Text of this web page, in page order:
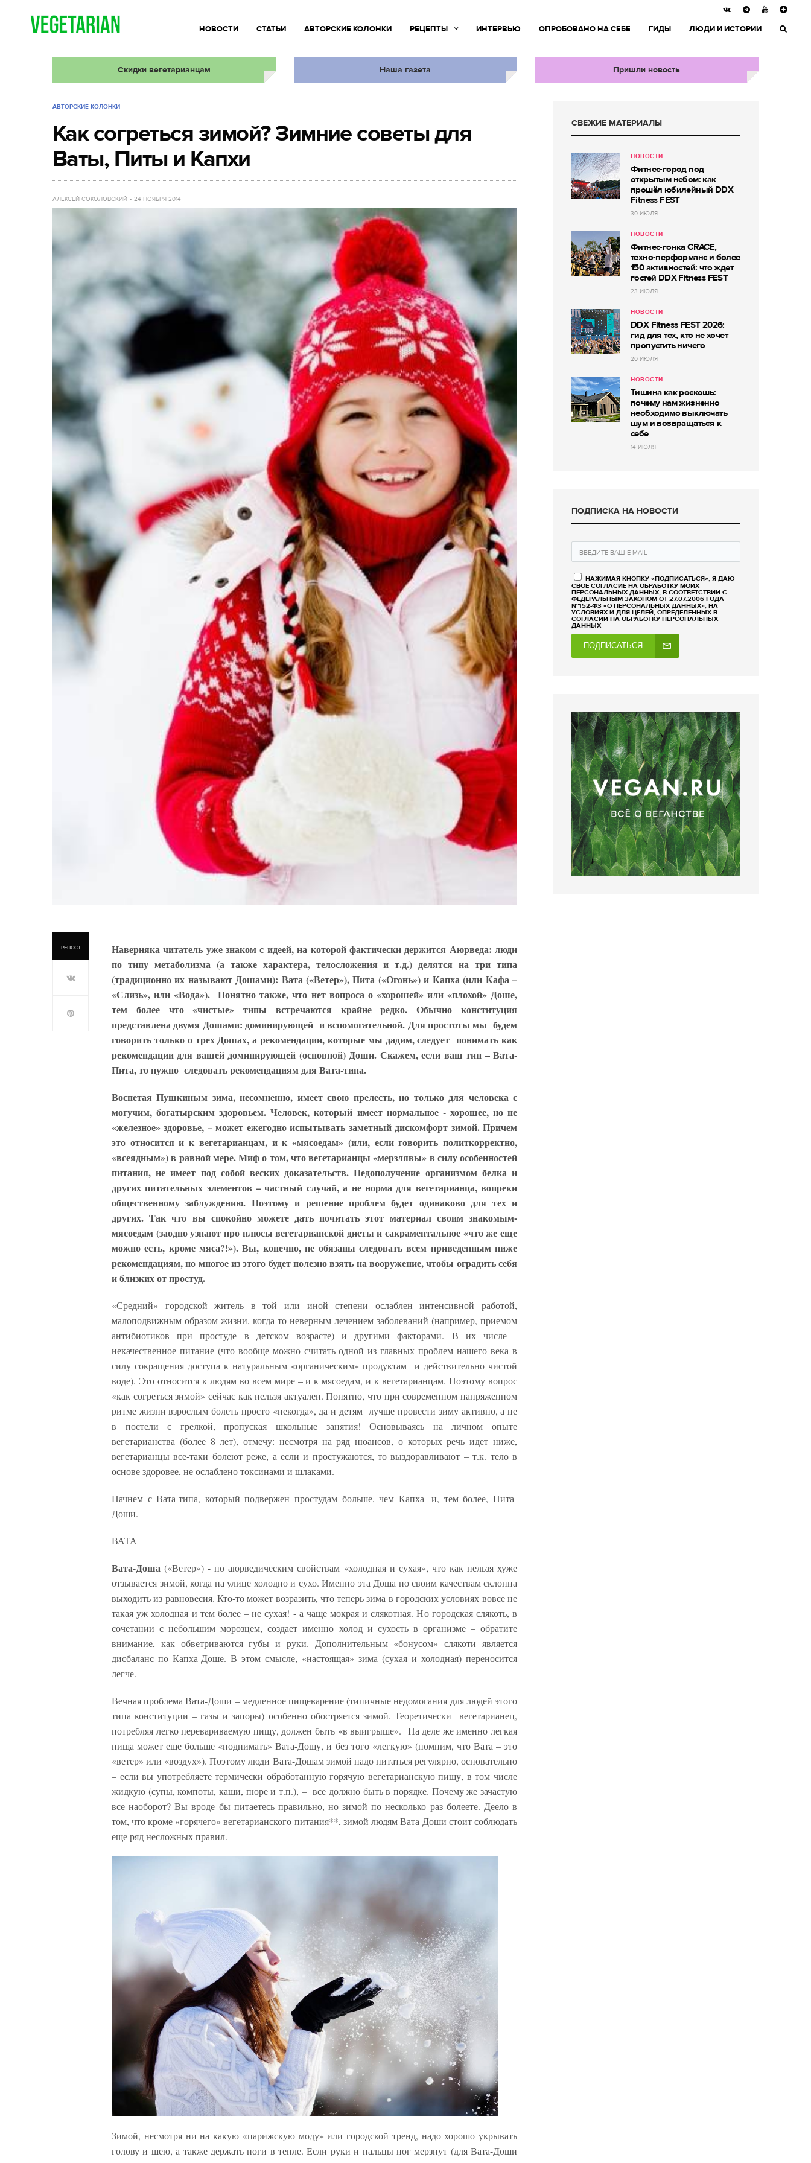
НОВОСТИ СТАТЬИ АВТОРСКИЕ КОЛОНКИ РЕЦЕПТЫ ИНТЕРВЬЮ ОПРОБОВАНО НА СЕБЕ ГИДЫ ЛЮДИ И ИСТОРИИ
Скидки вегетарианцам Наша газета Пришли новость
АВТОРСКИЕ КОЛОНКИ
Как согреться зимой? Зимние советы для
Ваты, Питы и Капхи
АЛЕКСЕЙ СОКОЛОВСКИЙ 24 НОЯБРЯ 2014
РЕПОСТ
Наверняка читатель уже знаком с идеей, на которой фактически держится Аюрведа: люди
по типу метаболизма (а также характера, телосложения и т.д.) делятся на три типа
(традиционно их называют Дошами): Вата («Ветер»), Пита («Огонь») и Капха (или Кафа –
«Слизь», или «Вода»). Понятно также, что нет вопроса о «хорошей» или «плохой» Доше,
тем более что «чистые» типы встречаются крайне редко. Обычно конституция
представлена двумя Дошами: доминирующей и вспомогательной. Для простоты мы будем
говорить только о трех Дошах, а рекомендации, которые мы дадим, следует понимать как
рекомендации для вашей доминирующей (основной) Доши. Скажем, если ваш тип – Вата-
Пита, то нужно следовать рекомендациям для Вата-типа.
Воспетая Пушкиным зима, несомненно, имеет свою прелесть, но только для человека с
могучим, богатырским здоровьем. Человек, который имеет нормальное - хорошее, но не
«железное» здоровье, – может ежегодно испытывать заметный дискомфорт зимой. Причем
это относится и к вегетарианцам, и к «мясоедам» (или, если говорить политкорректно,
«всеядным») в равной мере. Миф о том, что вегетарианцы «мерзлявы» в силу особенностей
питания, не имеет под собой веских доказательств. Недополучение организмом белка и
других питательных элементов – частный случай, а не норма для вегетарианца, вопреки
общественному заблуждению. Поэтому и решение проблем будет одинаково для тех и
других. Так что вы спокойно можете дать почитать этот материал своим знакомым-
мясоедам (заодно узнают про плюсы вегетарианской диеты и сакраментальное «что же еще
можно есть, кроме мяса?!»). Вы, конечно, не обязаны следовать всем приведенным ниже
рекомендациям, но многое из этого будет полезно взять на вооружение, чтобы оградить себя
и близких от простуд.
«Средний» городской житель в той или иной степени ослаблен интенсивной работой,
малоподвижным образом жизни, когда-то неверным лечением заболеваний (например, приемом
антибиотиков при простуде в детском возрасте) и другими факторами. В их числе -
некачественное питание (что вообще можно считать одной из главных проблем нашего века в
силу сокращения доступа к натуральным «органическим» продуктам и действительно чистой
воде). Это относится к людям во всем мире – и к мясоедам, и к вегетарианцам. Поэтому вопрос
«как согреться зимой» сейчас как нельзя актуален. Понятно, что при современном напряженном
ритме жизни взрослым болеть просто «некогда», да и детям лучше провести зиму активно, а не
в постели с грелкой, пропуская школьные занятия! Основываясь на личном опыте
вегетарианства (более 8 лет), отмечу: несмотря на ряд нюансов, о которых речь идет ниже,
вегетарианцы все-таки болеют реже, а если и простужаются, то выздоравливают – т.к. тело в
основе здоровее, не ослаблено токсинами и шлаками.
Начнем с Вата-типа, который подвержен простудам больше, чем Капха- и, тем более, Пита-
Доши.
ВАТА
Вата-Доша(«Ветер») - по аюрведическим свойствам «холодная и сухая», что как нельзя хуже
отзывается зимой, когда на улице холодно и сухо. Именно эта Доша по своим качествам склонна
выходить из равновесия. Кто-то может возразить, что теперь зима в городских условиях вовсе не
такая уж холодная и тем более – не сухая! - а чаще мокрая и слякотная. Но городская слякоть, в
сочетании с небольшим морозцем, создает именно холод и сухость в организме – обратите
внимание, как обветриваются губы и руки. Дополнительным «бонусом» слякоти является
дисбаланс по Капха-Доше. В этом смысле, «настоящая» зима (сухая и холодная) переносится
легче.
Вечная проблема Вата-Доши – медленное пищеварение (типичные недомогания для людей этого
типа конституции – газы и запоры) особенно обостряется зимой. Теоретически вегетарианец,
потребляя легко перевариваемую пищу, должен быть «в выигрыше». На деле же именно легкая
пища может еще больше «поднимать» Вата-Дошу, и без того «легкую» (помним, что Вата – это
«ветер» или «воздух»). Поэтому люди Вата-Дошам зимой надо питаться регулярно, основательно
– если вы употребляете термически обработанную горячую вегетарианскую пищу, в том числе
жидкую (супы, компоты, каши, пюре и т.п.), – все должно быть в порядке. Почему же зачастую
все наоборот? Вы вроде бы питаетесь правильно, но зимой по несколько раз болеете. Деело в
том, что кроме «горячего» вегетарианского питания**, зимой людям Вата-Доши стоит соблюдать
еще ряд несложных правил.
Зимой, несмотря ни на какую «парижскую моду» или городской тренд, надо хорошо укрывать
голову и шею, а также держать ноги в тепле. Если руки и пальцы ног мерзнут (для Вата-Доши
СВЕЖИЕ МАТЕРИАЛЫ
НОВОСТИ
Фитнес-город под
открытым небом: как
прошёл юбилейный DDX
Fitness FEST
30 ИЮЛЯ
НОВОСТИ
Фитнес-гонка CRACE,
техно-перформанс и более
150 активностей: что ждет
гостей DDX Fitness FEST
23 ИЮЛЯ
НОВОСТИ
DDX Fitness FEST 2026:
гид для тех, кто не хочет
пропустить ничего
20 ИЮЛЯ
НОВОСТИ
Тишина как роскошь:
почему нам жизненно
необходимо выключать
шум и возвращаться к
себе
14 ИЮЛЯ
ПОДПИСКА НА НОВОСТИ
НАЖИМАЯ КНОПКУ «ПОДПИСАТЬСЯ», Я ДАЮ
СВОЕ СОГЛАСИЕ НА ОБРАБОТКУ МОИХ
ПЕРСОНАЛЬНЫХ ДАННЫХ, В СООТВЕТСТВИИ С
ФЕДЕРАЛЬНЫМ ЗАКОНОМ ОТ 27.07.2006 ГОДА
№152-ФЗ «О ПЕРСОНАЛЬНЫХ ДАННЫХ», НА
УСЛОВИЯХ И ДЛЯ ЦЕЛЕЙ, ОПРЕДЕЛЕННЫХ В
СОГЛАСИИ НА ОБРАБОТКУ ПЕРСОНАЛЬНЫХ
ДАННЫХ
ПОДПИСАТЬСЯ